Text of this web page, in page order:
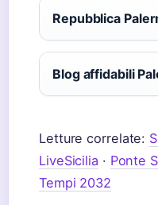
Repubblica
Blog affidabili
Letture correlate:
LiveSicilia · Ponte
Tempi 2032